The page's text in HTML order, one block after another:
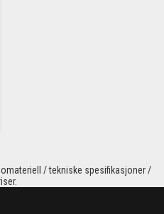
/ tekniske spesifikasjoner /